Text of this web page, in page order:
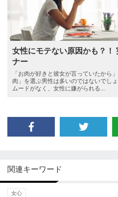
女性にモテない原因かも？！
ナー
「お肉が好きと彼女が言っていたから
肉」を選ぶ男性は多いのではないでし
ムードがなく、女性に嫌がられる...
関連キーワード
女心